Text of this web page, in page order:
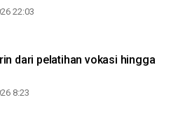
22:03
dari pelatihan vokasi hingga
8:23